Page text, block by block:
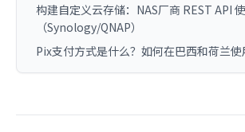
构建自定义云存储：NAS厂商 REST API
（Synology/QNAP）
Pix支付方式是什么？如何在巴西和荷兰使